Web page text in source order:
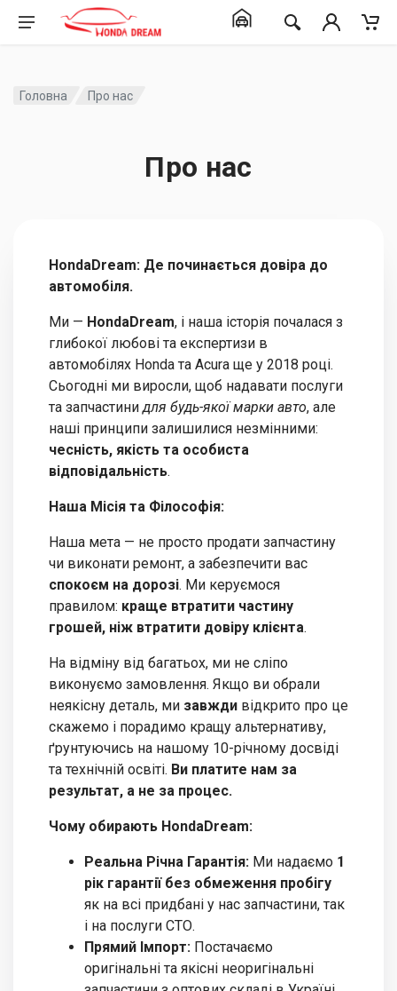
Головна Про нас
Про нас
HondaDream: Де починається довіра до
автомобіля.
Ми — HondaDream, і наша історія почалася з
глибокої любові та експертизи в
автомобілях Honda та Acura ще у 2018 році.
Сьогодні ми виросли, щоб надавати послуги
та запчастинидля будь-якої марки авто, але
наші принципи залишилися незмінними:
чесність, якість та особиста
відповідальність.
Наша Місія та Філософія:
Наша мета — не просто продати запчастину
чи виконати ремонт, а забезпечити вас
спокоєм на дорозі. Ми керуємося
правилом: краще втратити частину
грошей, ніж втратити довіру клієнта.
На відміну від багатьох, ми не сліпо
виконуємо замовлення. Якщо ви обрали
неякісну деталь, ми завжди відкрито про це
скажемо і порадимо кращу альтернативу,
ґрунтуючись на нашому 10-річному досвіді
та технічній освіті. Ви платите нам за
результат, а не за процес.
Чому обирають HondaDream:
Реальна Річна Гарантія: Ми надаємо 1
рік гарантії без обмеження пробігу
як на всі придбані у нас запчастини, так
і на послуги СТО.
Прямий Імпорт: Постачаємо
оригінальні та якісні неоригінальні